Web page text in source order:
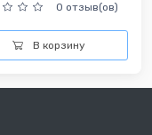
0 отзыв(ов)
В корзину